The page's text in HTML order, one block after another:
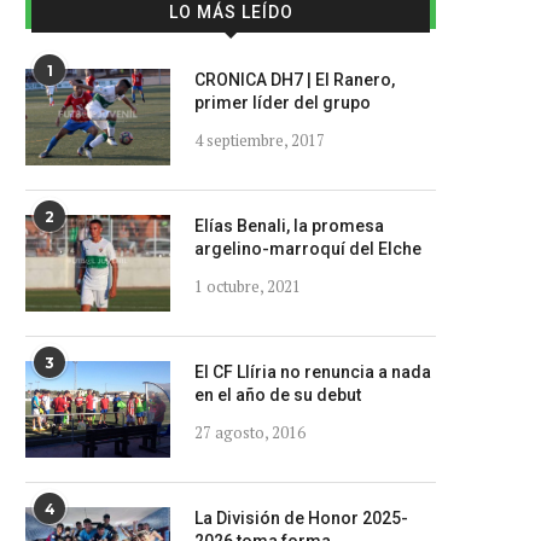
LO MÁS LEÍDO
1
CRONICA DH7 | El Ranero,
primer líder del grupo
4 septiembre, 2017
2
Elías Benali, la promesa
argelino-marroquí del Elche
1 octubre, 2021
3
El CF Llíria no renuncia a nada
en el año de su debut
27 agosto, 2016
4
La División de Honor 2025-